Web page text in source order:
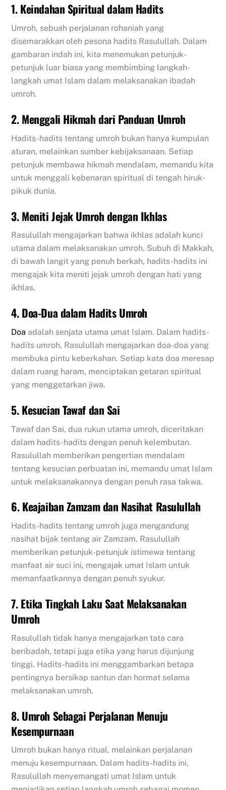
1. Keindahan Spiritual dalam Hadits
Umroh, sebuah perjalanan rohaniah yang
disemarakkan oleh pesona hadits Rasulullah. Dalam
gambaran indah ini, kita menemukan petunjuk-
petunjuk luar biasa yang membimbing langkah-
langkah umat Islam dalam melaksanakan ibadah
umroh.
2. Menggali Hikmah dari Panduan Umroh
Hadits-hadits tentang umroh bukan hanya kumpulan
aturan, melainkan sumber kebijaksanaan. Setiap
petunjuk membawa hikmah mendalam, memandu kita
untuk menggali kebenaran spiritual di tengah hiruk-
pikuk dunia.
3. Meniti Jejak Umroh dengan Ikhlas
Rasulullah mengajarkan bahwa ikhlas adalah kunci
utama dalam melaksanakan umroh. Subuh di Makkah,
di bawah langit yang penuh berkah, hadits-hadits ini
mengajak kita meniti jejak umroh dengan hati yang
ikhlas.
4. Doa-Dua dalam Hadits Umroh
Doa adalah senjata utama umat Islam. Dalam hadits-
hadits umroh, Rasulullah mengajarkan doa-doa yang
membuka pintu keberkahan. Setiap kata doa meresap
dalam ruang haram, menciptakan getaran spiritual
yang menggetarkan jiwa.
5. Kesucian Tawaf dan Sai
Tawaf dan Sai, dua rukun utama umroh, diceritakan
dalam hadits-hadits dengan penuh kelembutan.
Rasulullah memberikan pengertian mendalam
tentang kesucian perbuatan ini, memandu umat Islam
untuk melaksanakannya dengan penuh rasa takwa.
6. Keajaiban Zamzam dan Nasihat Rasulullah
Hadits-hadits tentang umroh juga mengandung
nasihat bijak tentang air Zamzam. Rasulullah
memberikan petunjuk-petunjuk istimewa tentang
manfaat air suci ini, mengajak umat Islam untuk
memanfaatkannya dengan penuh syukur.
7. Etika Tingkah Laku Saat Melaksanakan
Umroh
Rasulullah tidak hanya mengajarkan tata cara
beribadah, tetapi juga etika yang harus dijunjung
tinggi. Hadits-hadits ini menggambarkan betapa
pentingnya bersikap santun dan hormat selama
melaksanakan umroh.
8. Umroh Sebagai Perjalanan Menuju
Kesempurnaan
Umroh bukan hanya ritual, melainkan perjalanan
menuju kesempurnaan. Dalam hadits-hadits ini,
Rasulullah menyemangati umat Islam untuk